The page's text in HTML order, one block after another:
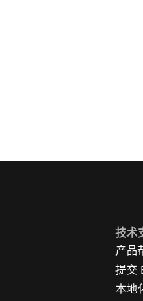
技术
产品
提交
本地